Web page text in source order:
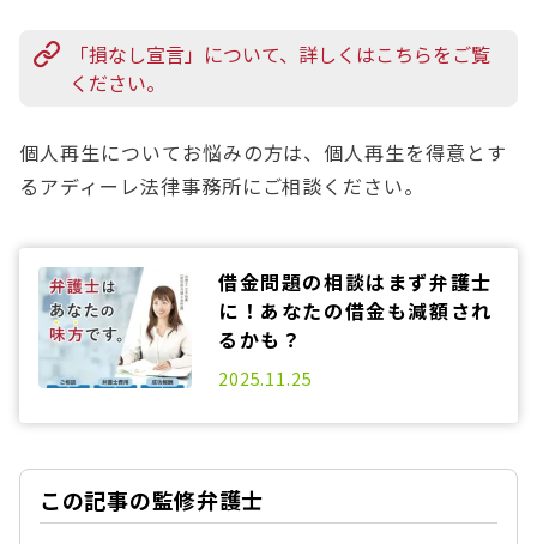
「損なし宣言」について、詳しくはこちらをご覧
ください。
個人再生についてお悩みの方は、個人再生を得意とす
るアディーレ法律事務所にご相談ください。
借金問題の相談はまず弁護士
に！あなたの借金も減額され
るかも？
2025.06.13
2025.11.25
この記事の監修弁護士